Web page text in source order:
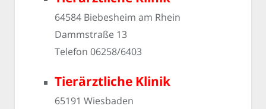
64584 Biebesheim am Rhein
Dammstraße 13
Telefon 06258/6403
Tierärztliche Klinik
65191 Wiesbaden